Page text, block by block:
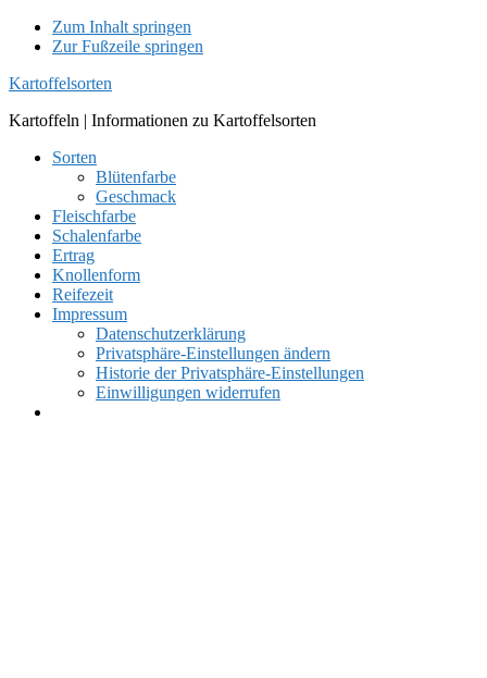
Zum Inhalt springen
Zur Fußzeile springen
Kartoffelsorten
Kartoffeln | Informationen zu Kartoffelsorten
Sorten
Blütenfarbe
Geschmack
Fleischfarbe
Schalenfarbe
Ertrag
Knollenform
Reifezeit
Impressum
Datenschutzerklärung
Privatsphäre-Einstellungen ändern
Historie der Privatsphäre-Einstellungen
Einwilligungen widerrufen